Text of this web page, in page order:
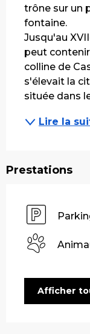
trône sur un
fontaine.
Jusqu'au
peut
colline de
s'élevait la
située dans
Lire la
Prestations
Afficher